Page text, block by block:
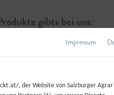
gibts bei uns:
Impressum
, der Website von Salzburger Agrar